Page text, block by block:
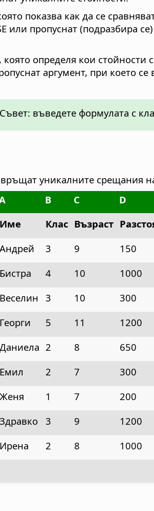
показва как да се
или пропуснат (подразбира
определя кои
аргумент, при което
въведете формулата с
уникалните срещания
B C D
Име Клас Възраст
Андрей 3 9 150
Бистра 4 10 1000
Веселин 3 10 300
Георги 5 11 1200
Даниела 2 8 650
Емил 2 7 300
Женя 1 7 200
Здравко 3 9 1200
Ирена 2 8 1000